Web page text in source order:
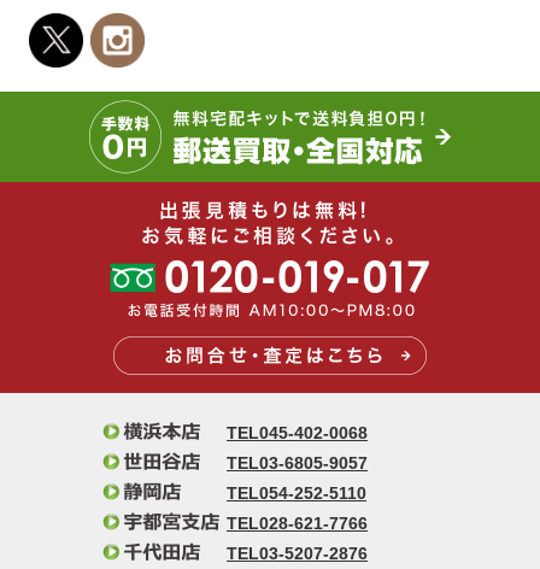
TEL045-402-0068
TEL03-6805-9057
TEL054-252-5110
TEL028-621-7766
TEL03-5207-2876